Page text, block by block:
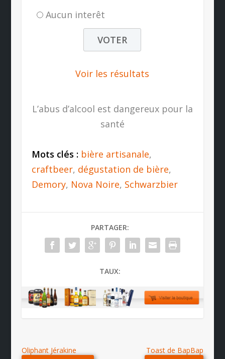
Aucun interêt
Voir les résultats
L’abus d’alcool est dangereux pour la
santé
Mots clés : bière artisanale,
craftbeer, dégustation de bière,
Demory, Nova Noire, Schwarzbier
PARTAGER:
TAUX:
Oliphant Jérakine Toast de BapBap